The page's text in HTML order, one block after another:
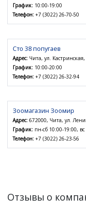
График: 10:00-19:00
Телефон: +7 (3022) 26-70-50
Сто 38 попугаев
Адрес: Чита, ул. Кастринская,
График: 10:00-20:00
Телефон: +7 (3022) 26-32-94
Зоомагазин Зоомир
Адрес: 672000, Чита, ул.
График: пн-сб 10:00-19:00,
Телефон: +7 (3022) 26-23-56
Отзывы о